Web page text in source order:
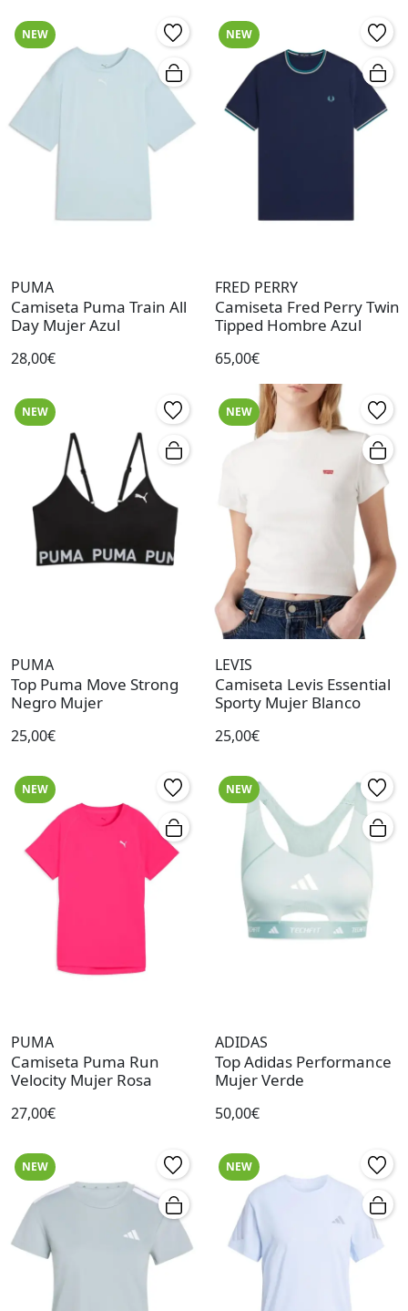
NEW
PUMA
Camiseta Puma Train All
Day Mujer Azul
28,00€
NEW
FRED PERRY
Camiseta Fred Perry Twin
Tipped Hombre Azul
65,00€
NEW
PUMA
Top Puma Move Strong
Negro Mujer
25,00€
NEW
LEVIS
Camiseta Levis Essential
Sporty Mujer Blanco
25,00€
NEW
PUMA
Camiseta Puma Run
Velocity Mujer Rosa
27,00€
NEW
ADIDAS
Top Adidas Performance
Mujer Verde
50,00€
NEW NEW